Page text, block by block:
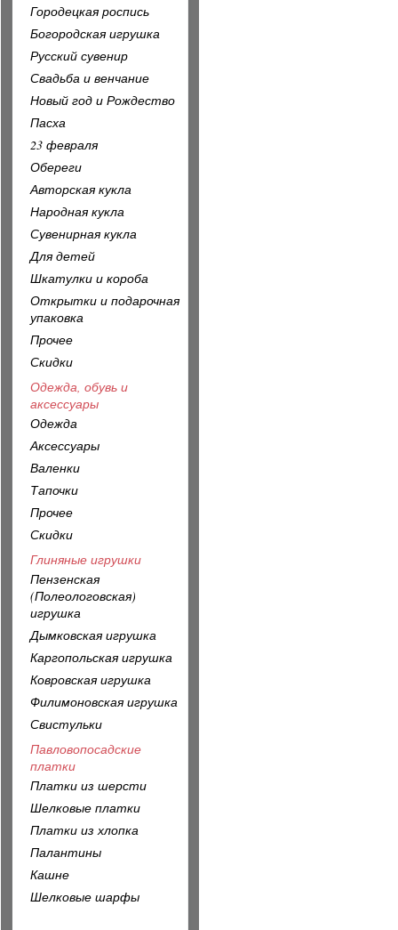
Городецкая роспись
Богородская игрушка
Русский сувенир
Свадьба и венчание
Новый год и Рождество
Пасха
23 февраля
Обереги
Авторская кукла
Народная кукла
Сувенирная кукла
Для детей
Шкатулки и короба
Открытки и подарочная
упаковка
Прочее
Скидки
Одежда, обувь и
аксессуары
Одежда
Аксессуары
Валенки
Тапочки
Прочее
Скидки
Глиняные игрушки
Пензенская
(Полеологовская)
игрушка
Дымковская игрушка
Каргопольская игрушка
Ковровская игрушка
Филимоновская игрушка
Свистульки
Павловопосадские
платки
Платки из шерсти
Шелковые платки
Платки из хлопка
Палантины
Кашне
Шелковые шарфы